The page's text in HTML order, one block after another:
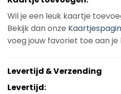
Wil je een leuk kaartje
Bekijk dan onze
voeg jouw favoriet toe aan je
Levertijd & Verzending
Levertijd: